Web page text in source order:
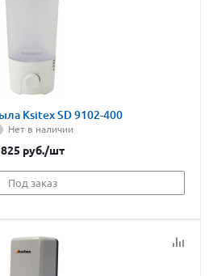
Дозатор мыла Ksitex SD 9102-400
Нет в наличии
825 руб./шт
Под заказ